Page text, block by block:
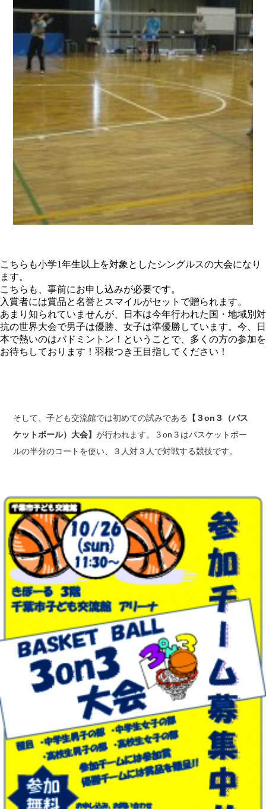
こちらも小学1年生以上を対象としたシングルスの大会になり
ます。
こちらも、事前にお申し込みが必要です。
入賞者には賞品と名誉とスマイルがセットで贈られます。
あまり知られていませんが、日本は今年行われた国・地域別対
抗の世界大会で男子は優勝、女子は準優勝しています。今、日
本で熱いのはバドミントン！ということで、多くの方の参加を
お待ちしております！羽根つき王目指してください！
そして、子ども交流館では初めての試みである
【３on３（バス
ケットボール）大会】が行われます。３on３はバスケットボー
ルの半分のコートを使い、３人対３人で対戦する競技です。